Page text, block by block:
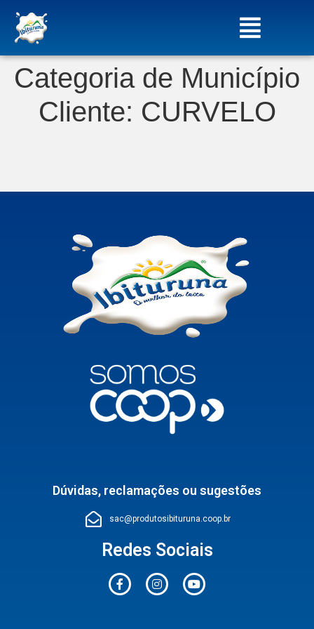
Categoria de Município
Cliente: CURVELO
Dúvidas, reclamações ou sugestões
sac@produtosibituruna.coop.br
Redes Sociais